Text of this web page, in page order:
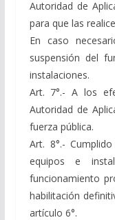
Autoridad de
para que las
En caso
suspensión del
instalaciones.
Art. 7°.- A los
Autoridad de
fuerza pública.
Art. 8°.-
equipos e
funcionamiento
habilitación
artículo 6°.